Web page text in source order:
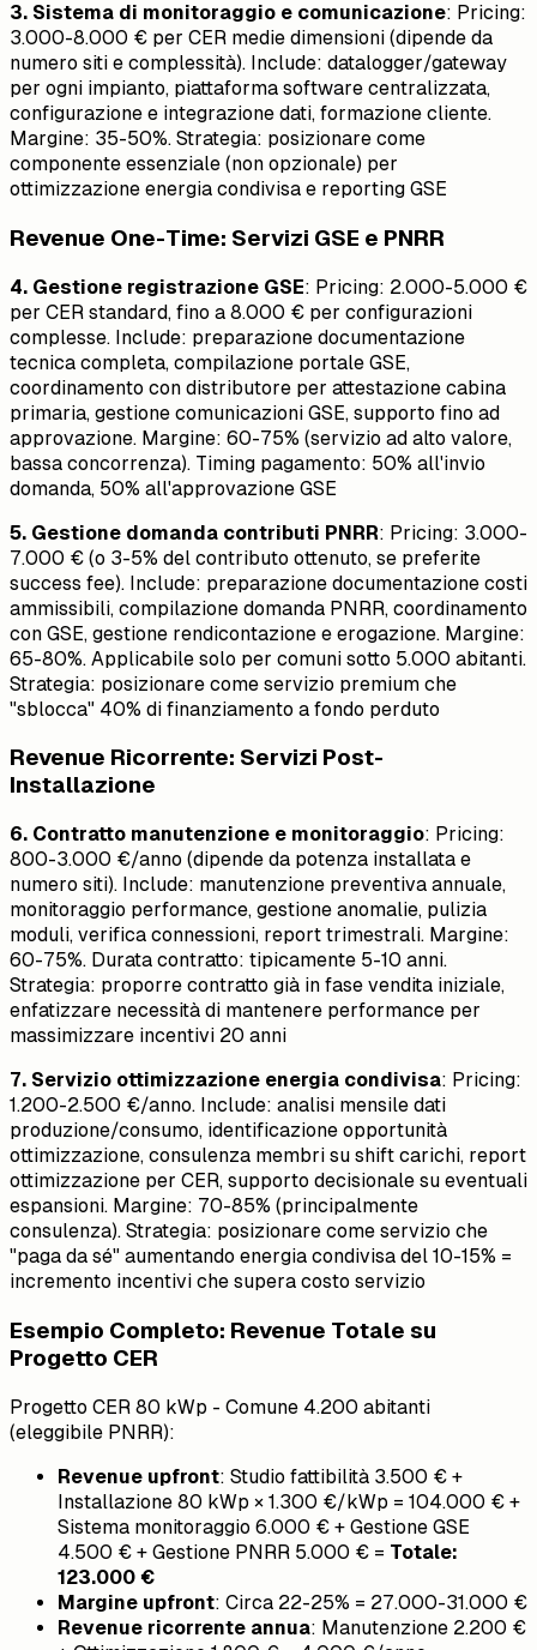
3. Sistema di monitoraggio e comunicazione: Pricing:
3.000-8.000 € per CER medie dimensioni (dipende da
numero siti e complessità). Include: datalogger/gateway
per ogni impianto, piattaforma software centralizzata,
configurazione e integrazione dati, formazione cliente.
Margine: 35-50%. Strategia: posizionare come
componente essenziale (non opzionale) per
ottimizzazione energia condivisa e reporting GSE
Revenue One-Time: Servizi GSE e PNRR
4. Gestione registrazione GSE: Pricing: 2.000-5.000 €
per CER standard, fino a 8.000 € per configurazioni
complesse. Include: preparazione documentazione
tecnica completa, compilazione portale GSE,
coordinamento con distributore per attestazione cabina
primaria, gestione comunicazioni GSE, supporto fino ad
approvazione. Margine: 60-75% (servizio ad alto valore,
bassa concorrenza). Timing pagamento: 50% all'invio
domanda, 50% all'approvazione GSE
5. Gestione domanda contributi PNRR: Pricing: 3.000-
7.000 € (o 3-5% del contributo ottenuto, se preferite
success fee). Include: preparazione documentazione costi
ammissibili, compilazione domanda PNRR, coordinamento
con GSE, gestione rendicontazione e erogazione. Margine:
65-80%. Applicabile solo per comuni sotto 5.000 abitanti.
Strategia: posizionare come servizio premium che
"sblocca" 40% di finanziamento a fondo perduto
Revenue Ricorrente: Servizi Post-
Installazione
6. Contratto manutenzione e monitoraggio: Pricing:
800-3.000 €/anno (dipende da potenza installata e
numero siti). Include: manutenzione preventiva annuale,
monitoraggio performance, gestione anomalie, pulizia
moduli, verifica connessioni, report trimestrali. Margine:
60-75%. Durata contratto: tipicamente 5-10 anni.
Strategia: proporre contratto già in fase vendita iniziale,
enfatizzare necessità di mantenere performance per
massimizzare incentivi 20 anni
7. Servizio ottimizzazione energia condivisa: Pricing:
1.200-2.500 €/anno. Include: analisi mensile dati
produzione/consumo, identificazione opportunità
ottimizzazione, consulenza membri su shift carichi, report
ottimizzazione per CER, supporto decisionale su eventuali
espansioni. Margine: 70-85% (principalmente
consulenza). Strategia: posizionare come servizio che
"paga da sé" aumentando energia condivisa del 10-15% =
incremento incentivi che supera costo servizio
Esempio Completo: Revenue Totale su
Progetto CER
Progetto CER 80 kWp - Comune 4.200 abitanti
(eleggibile PNRR):
Revenue upfront: Studio fattibilità 3.500 € +
Installazione 80 kWp × 1.300 €/kWp = 104.000 € +
Sistema monitoraggio 6.000 € + Gestione GSE
4.500 € + Gestione PNRR 5.000 € = Totale:
123.000 €
Margine upfront: Circa 22-25% = 27.000-31.000 €
Revenue ricorrente annua: Manutenzione 2.200 €